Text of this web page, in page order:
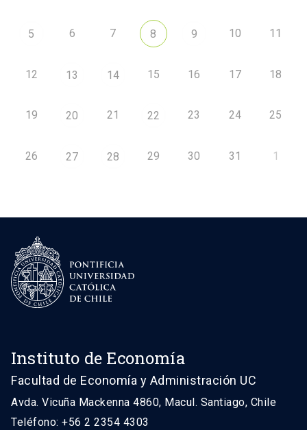
5 6 7 8 9 10 11
12 13 14 15 16 17 18
19 20 21 22 23 24 25
26 27 28 29 30 31 1
Instituto de Economía
Facultad de Economía y Administración UC
Avda. Vicuña Mackenna 4860, Macul. Santiago, Chile
Teléfono: +56 2 2354 4303